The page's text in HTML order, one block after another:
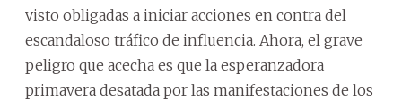
visto obligadas a iniciar acciones en contra del
escandaloso tráfico de influencia. Ahora, el grave
peligro que acecha es que la esperanzadora
primavera desatada por las manifestaciones de los